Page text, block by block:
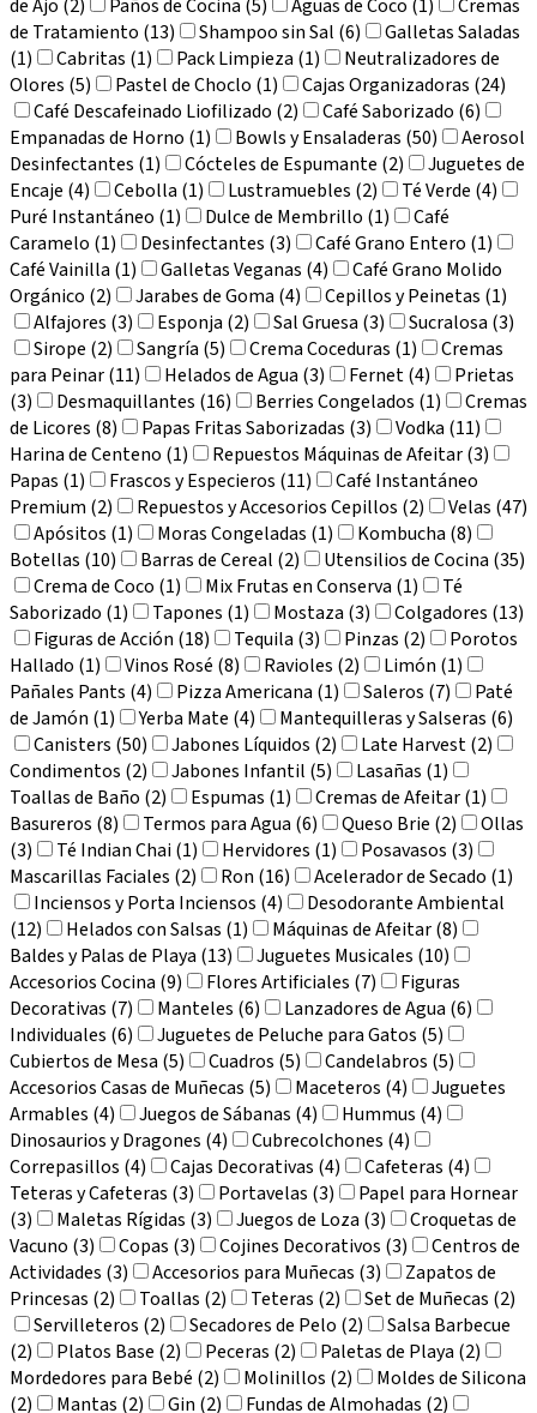
de Ajo (2)
Paños de Cocina (5) Aguas de Coco (1)
Cremas
de Tratamiento (13)
Shampoo sin Sal (6)
Galletas Saladas
(1)
Cabritas (1) Pack Limpieza (1)
Neutralizadores de
Olores (5)
Pastel de Choclo (1)
Cajas Organizadoras (24)
Café Descafeinado Liofilizado (2)
Café Saborizado (6)
Empanadas de Horno (1)
Bowls y Ensaladeras (50)
Aerosol
Desinfectantes (1)
Cócteles de Espumante (2)
Juguetes de
Encaje (4)
Cebolla (1) Lustramuebles (2)
Té Verde (4)
Puré Instantáneo (1)
Dulce de Membrillo (1)
Café
Caramelo (1)
Desinfectantes (3)
Café Grano Entero (1)
Café Vainilla (1)
Galletas Veganas (4)
Café Grano Molido
Orgánico (2)
Jarabes de Goma (4)
Cepillos y Peinetas (1)
Alfajores (3)
Esponja (2) Sal Gruesa (3)
Sucralosa (3)
Sirope (2)
Sangría (5) Crema Coceduras (1)
Cremas
para Peinar (11)
Helados de Agua (3) Fernet (4)
Prietas
(3)
Desmaquillantes (16) Berries Congelados (1)
Cremas
de Licores (8)
Papas Fritas Saborizadas (3)
Vodka (11)
Harina de Centeno (1)
Repuestos Máquinas de Afeitar (3)
Papas (1)
Frascos y Especieros (11)
Café Instantáneo
Premium (2)
Repuestos y Accesorios Cepillos (2)
Velas (47)
Apósitos (1)
Moras Congeladas (1)
Kombucha (8)
Botellas (10)
Barras de Cereal (2)
Utensilios de Cocina (35)
Crema de Coco (1)
Mix Frutas en Conserva (1)
Té
Saborizado (1)
Tapones (1) Mostaza (3)
Colgadores (13)
Figuras de Acción (18)
Tequila (3) Pinzas (2)
Porotos
Hallado (1)
Vinos Rosé (8) Ravioles (2)
Limón (1)
Pañales Pants (4)
Pizza Americana (1) Saleros (7)
Paté
de Jamón (1)
Yerba Mate (4)
Mantequilleras y Salseras (6)
Canisters (50)
Jabones Líquidos (2)
Late Harvest (2)
Condimentos (2)
Jabones Infantil (5)
Lasañas (1)
Toallas de Baño (2)
Espumas (1)
Cremas de Afeitar (1)
Basureros (8)
Termos para Agua (6) Queso Brie (2)
Ollas
(3)
Té Indian Chai (1) Hervidores (1)
Posavasos (3)
Mascarillas Faciales (2)
Ron (16)
Acelerador de Secado (1)
Inciensos y Porta Inciensos (4)
Desodorante Ambiental
(12)
Helados con Salsas (1)
Máquinas de Afeitar (8)
Baldes y Palas de Playa (13)
Juguetes Musicales (10)
Accesorios Cocina (9)
Flores Artificiales (7)
Figuras
Decorativas (7)
Manteles (6)
Lanzadores de Agua (6)
Individuales (6)
Juguetes de Peluche para Gatos (5)
Cubiertos de Mesa (5)
Cuadros (5)
Candelabros (5)
Accesorios Casas de Muñecas (5)
Maceteros (4)
Juguetes
Armables (4)
Juegos de Sábanas (4)
Hummus (4)
Dinosaurios y Dragones (4)
Cubrecolchones (4)
Correpasillos (4)
Cajas Decorativas (4)
Cafeteras (4)
Teteras y Cafeteras (3)
Portavelas (3)
Papel para Hornear
(3)
Maletas Rígidas (3) Juegos de Loza (3)
Croquetas de
Vacuno (3)
Copas (3) Cojines Decorativos (3)
Centros de
Actividades (3)
Accesorios para Muñecas (3)
Zapatos de
Princesas (2)
Toallas (2) Teteras (2)
Set de Muñecas (2)
Servilleteros (2)
Secadores de Pelo (2)
Salsa Barbecue
(2)
Platos Base (2) Peceras (2)
Paletas de Playa (2)
Mordedores para Bebé (2)
Molinillos (2)
Moldes de Silicona
(2)
Mantas (2) Gin (2)
Fundas de Almohadas (2)